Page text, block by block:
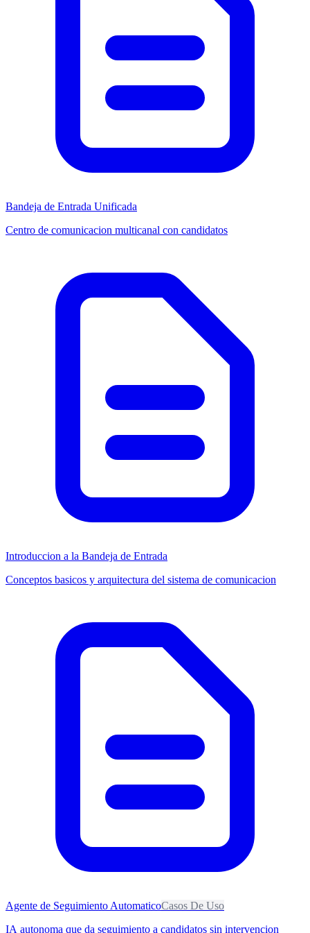
Bandeja de Entrada Unificada
Centro de comunicacion multicanal con candidatos
Introduccion a la Bandeja de Entrada
Conceptos basicos y arquitectura del sistema de comunicacion
Agente de Seguimiento AutomaticoCasos De Uso
IA autonoma que da seguimiento a candidatos sin intervencion